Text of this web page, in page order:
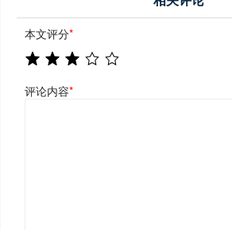
本文评分*
评论内容*